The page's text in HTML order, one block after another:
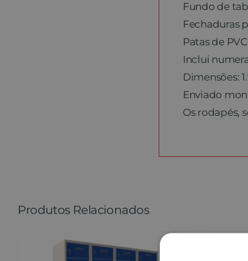
Fundo de
Fechaduras
Patas de
Inclui
Dimensões:
Enviado
Os rodapés,
Produtos Relacionados